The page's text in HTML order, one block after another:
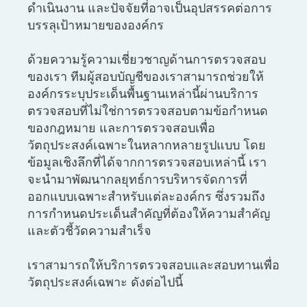
ดำเนินงาน และปัจจัยที่อาจเป็นอุปสรรคต่อการ
บรรลุเป้าหมายขององค์กร
ด้วยความรู้ความเชี่ยวชาญด้านการตรวจสอบ
ของเรา ทีมผู้สอบบัญชีของเราสามารถช่วยให้
องค์กรระบุประเด็นพื้นฐานเหล่านี้ผ่านบริการ
ตรวจสอบที่ไม่ใช่การตรวจสอบตามข้อกำหนด
ของกฎหมาย และการตรวจสอบเพื่อ
วัตถุประสงค์เฉพาะในหลากหลายรูปแบบ โดย
ข้อมูลเชิงลึกที่ได้จากการตรวจสอบเหล่านี้ เรา
จะนำมาพัฒนากลยุทธ์การบริหารจัดการที่
ออกแบบเฉพาะสำหรับแต่ละองค์กร ซึ่งรวมถึง
การกำหนดประเด็นสำคัญที่ต้องให้ความสำคัญ
และตัวชี้วัดความสำเร็จ
เราสามารถให้บริการตรวจสอบและสอบทานเพื่อ
วัตถุประสงค์เฉพาะ ดังต่อไปนี้